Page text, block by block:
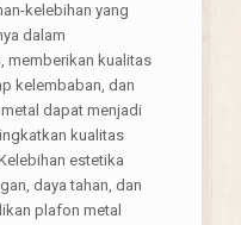
kelebihan yang
dalam
memberikan kualitas
kelembaban, dan
dapat menjadi
kualitas
estetika
daya tahan, dan
plafon metal